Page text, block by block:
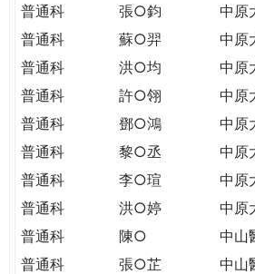
普通科
張○鈞
中原
普通科
蘇○羿
中原
普通科
洪○均
中原
普通科
許○翎
中原
普通科
鄧○鴻
中原
普通科
黎○丞
中原
普通科
李○瑄
中原
普通科
洪○婷
中原
普通科
陳○
中山
普通科
張○芷
中山